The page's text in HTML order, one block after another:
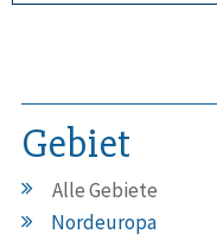
Gebiet
Alle Gebiete
Nordeuropa